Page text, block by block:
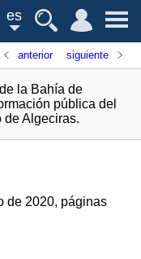
es
anterior siguiente
la Bahía de
pública del
de Algeciras.
de 2020, páginas